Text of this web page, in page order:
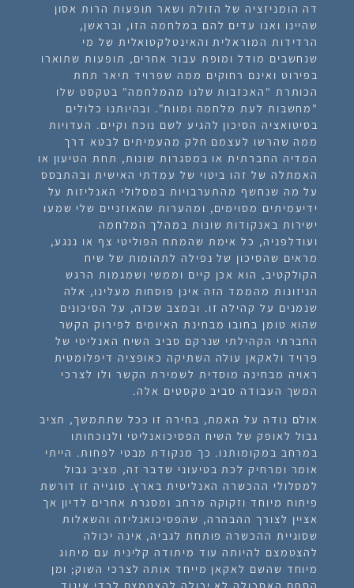
דה הומניזציה של הזולת ושאר תופעות הרות אסון
שהיינו ואנו עדים להם במלחמה הזו, ובראשן,
הרדידות המוראלית והאינטלקטואלית של מי
שנחשבים מודל ומופת עבור אחרים, תופעות שתוארו
בפירוט ואינם רחוקים ממה שפרויד תיאר תחת
הכותרת "האכזבות שלנו מהמלחמה" בטקסט שלו
"מחשבות לעת מלחמה ומוות". ובהיותנו כלולים
בסיטואציה הסיכון להגיע לשם נוכח וקיים. העדויות
ממה שהרשו לעצמם חלק מהעמיתים לבטא דרך
המדיה החברתית או במסגרות שונות, תחת הטיעון או
האמתלה של זהו ביטוי של עמדתי האישית ובהתבסס
על מה שנחשף מהתערבויות במסלולי האנליזות על
ידיעמיתים מסוימים, ומהערות שהאוזניים שלי שמעו
ישירות באנקודות שונות במהלך המלחמה
ועודלפניה, כל אימת שהמתח הפוליטי צף או ננגע,
מראים שהסיכון של נפילה לתהומות של שיח
הקולקטיב, הוא אכן קיים וממשי ושמגמות הרגש
הניזונות מהממד הזה אינן פוסחות מעלינו, אלה
שנמנים על קהילה זו. ובמצב שכזה, על הסיכונים
שהוא טומן בחובו מבחינת האיומים לפירוק הקשר
החברתי הקהילתי שנרקם סביב השיח האנליטי של
פרויד ולאקאן עולה השתיקה כאופציה דיפלומטית
ראויה מבחינה מוסדית לשמירת הקשר ולו לצרכי
המשך העבודה סביב טקסטים אלה.
אולם נודה על האמת, בחירה זו ככל שתתמשך, תציב
גבול לאופק של השיח הפסיכואנליטי ולנוכחותו
במרחב במקומותנו. כך מנקודת מבטי לפחות. הייתי
אומר ומרחיק לכת בטיעוני שדבר זה, מציב גבול
למסלולי ההכשרה האנליטית בארץ. סוגייה זו דורשת
פיתוח מיוחד וזקוקה מרחב ומסגרת אחרים לדיון אך
אציין לצורך ההבהרה, שהפסיכואנליזה והשאלות
שסוגיית ההכשרה פותחת לגביה, אינה יכולה
להצטמצם להיותה עוד מיתודה קלינית עם מיתוג
מיוחד שהשם לאקאן מייחד אותה לצרכי השוק; ומן